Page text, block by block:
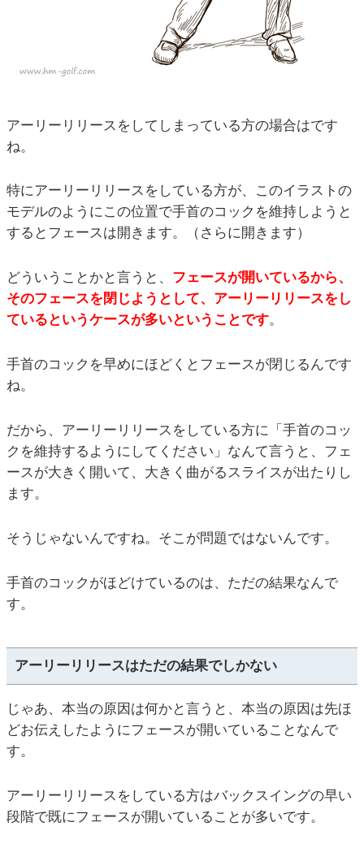
アーリーリリースをしてしまっている方の場合はです
ね。
特にアーリーリリースをしている方が、このイラストの
モデルのようにこの位置で手首のコックを維持しようと
するとフェースは開きます。（さらに開きます）
どういうことかと言うと、 フェースが開いているから、
そのフェースを閉じようとして、アーリーリリースをし
ているというケースが多いということです。
手首のコックを早めにほどくとフェースが閉じるんです
ね。
だから、アーリーリリースをしている方に「手首のコッ
クを維持するようにしてください」なんて言うと、フェ
ースが大きく開いて、大きく曲がるスライスが出たりし
ます。
そうじゃないんですね。そこが問題ではないんです。
手首のコックがほどけているのは、ただの結果なんで
す。
アーリーリリースはただの結果でしかない
じゃあ、本当の原因は何かと言うと、本当の原因は先ほ
どお伝えしたようにフェースが開いていることなんで
す。
アーリーリリースをしている方はバックスイングの早い
段階で既にフェースが開いていることが多いです。